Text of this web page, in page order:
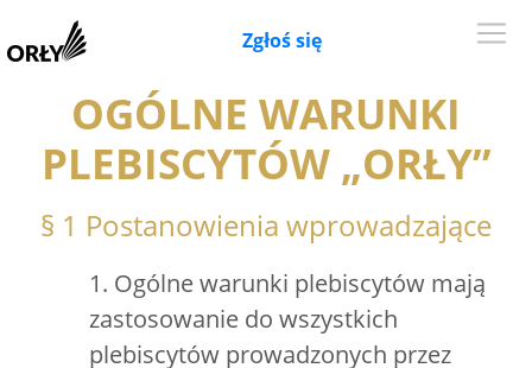
Zgłoś się
OGÓLNE WARUNKI
PLEBISCYTÓW „ORŁY”
§ 1 Postanowienia wprowadzające
1. Ogólne warunki plebiscytów mają
zastosowanie do wszystkich
plebiscytów prowadzonych przez